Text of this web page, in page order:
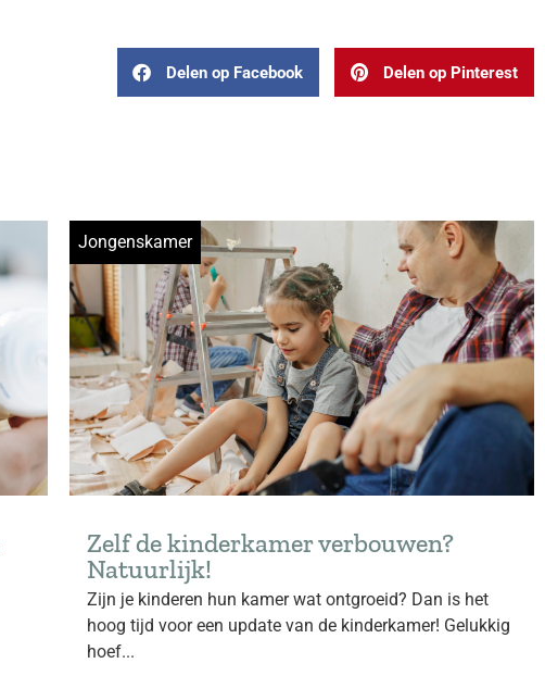
Delen op Facebook Delen op Pinterest
Jongenskamer
Zelf de kinderkamer verbouwen?
Natuurlijk!
Zijn je kinderen hun kamer wat ontgroeid? Dan is het
hoog tijd voor een update van de kinderkamer! Gelukkig
hoef...